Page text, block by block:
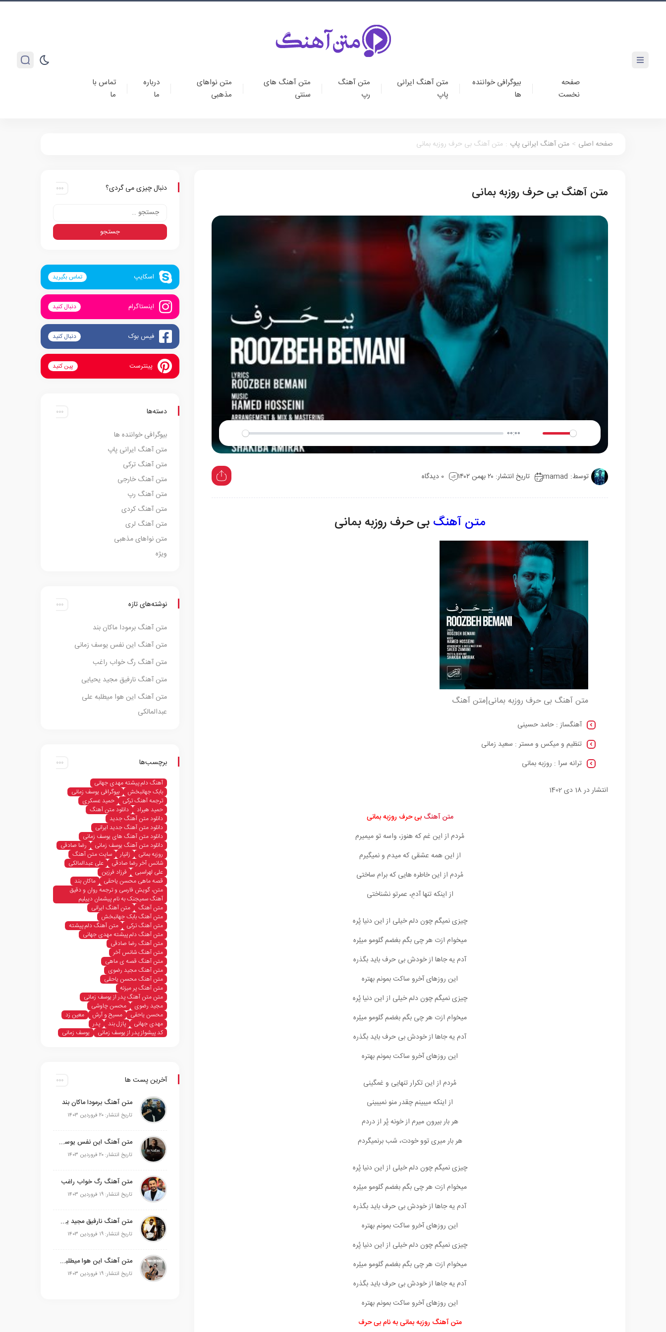
صفحه
نخست
بیوگرافی خواننده
ها
متن آهنگ ایرانی
پاپ
متن آهنگ
رپ
متن آهنگ های
سنتی
متن نواهای
مذهبی
درباره
ما
تماس با
ما
صفحه اصلی > متن آهنگ ایرانی پاپ : متن آهنگ بی حرف روزبه بمانی
متن آهنگ بی حرف روزبه بمانی
Play
00:00
Mute Settings
توسط: mamad تاریخ انتشار: ۲۰ بهمن ۱۴۰۲ 0 دیدگاه
متن آهنگ بی حرف روزبه بمانی
متن آهنگ بی حرف روزبه بمانی|متن آهنگ
آهنگساز : حامد حسینی
تنظیم و میکس و مستر : سعید زمانی
ترانه سرا : روزبه بمانی
انتشار در 18 دی 1402
متن آهنگ بی حرف روزبه بمانی
مُردم از این غم که هنوز، واسه تو میمیرم
از این همه عشقی که میدم و نمیگیرم
مُردم از این خاطره‌ هایی که برام ساختی
از اینکه تنها آدمِ، عمرتو نشناختی
چیزی نمیگم چون دلم خیلی از این دنیا پُره
میخوام ازت هر چی بگم بغضم گلومو میبُره
آدم یه جاها از خودش بی حرف باید بگذره
این روزهای آخرو ساکت بمونم بهتره
چیزی نمیگم چون دلم خیلی از این دنیا پُره
میخوام ازت هر چی بگم بغضم گلومو میبُره
آدم یه جاها از خودش بی حرف باید بگذره
این روزهای آخرو ساکت بمونم بهتره
مُردم از این تکرار تنهایی و غمگینی
از اینکه میبینم چقدر منو نمیبینی
هر بار بیرون میرم از خونه پُر از دردم
هر بار میری توو خودت، شب برنمیگردم
چیزی نمیگم چون دلم خیلی از این دنیا پُره
میخوام ازت هر چی بگم بغضم گلومو میبُره
آدم یه جاها از خودش بی حرف باید بگذره
این روزهای آخرو ساکت بمونم بهتره
چیزی نمیگم چون دلم خیلی از این دنیا پُره
میخوام ازت هر چی بگم بغضم گلومو میبُره
آدم یه جاها از خودش بی حرف باید بگذره
این روزهای آخرو ساکت بمونم بهتره
متن آهنگ روزبه بمانی به نام بی حرف
دنبال چیزی می گردی؟
اسکایپ تماس بگیرید
اینستاگرام دنبال کنید
فیس بوک دنبال کنید
پینترست پین کنید
دسته‌ها
بیوگرافی خواننده ها
متن آهنگ ایرانی پاپ
متن آهنگ ترکی
متن آهنگ خارجی
متن آهنگ رپ
متن آهنگ کردی
متن آهنگ لری
متن نواهای مذهبی
ویژه
نوشته‌های تازه
متن آهنگ برمودا ماکان بند
متن آهنگ این نفس یوسف زمانی
متن آهنگ رگ خواب راغب
متن آهنگ نارفیق مجید یحیایی
متن آهنگ این هوا میطلبه علی
عبدالمالکی
برچسب‌ها
آهنگ دلم پیشته مهدی جهانی
بابک جهانبخش
بیوگرافی یوسف زمانی
ترجمه آهنگ ترکی
حمید عسکری
حمید هیراد
دانلود متن آهنگ
دانلود متن آهنگ جدید
دانلود متن آهنگ جدید ایرانی
دانلود متن آهنگ های یوسف زمانی
دانلود متن آهنگ یوسف زمانی
رضا صادقی
روزبه بمانی
زانیار
سایت متن آهنگ
شانس آخر رضا صادقی
علی عبدالمالکی
علی لهراسبی
فرزاد فرزین
قصه ماهی محسن یاحقی
ماکان بند
متن، گویش فارسی و ترجمه روان و دقیق
آهنگ سمیجنک به نام پیشمان دییلیم
متن آهنگ
متن آهنگ ایرانی
متن آهنگ بابک جهانبخش
متن آهنگ ترکی
متن آهنگ دلم پیشته
متن آهنگ دلم پیشته مهدی جهانی
متن آهنگ رضا صادقی
متن آهنگ شانس آخر
متن آهنگ قصه ی ماهی
متن آهنگ مجید رضوی
متن آهنگ محسن یاحقی
متن آهنگ پر میزنه
متن متن آهنگ پدر از یوسف زمانی
مجید رضوی
محسن چاوشی
محسن یاحقی
مسیح و آرش
معین زد
مهدی جهانی
پازل بند
پدر
کد پیشواز پدر از یوسف زمانی
یوسف زمانی
آخرین پست ها
متن آهنگ برمودا ماکان بند
تاریخ انتشار: ۲۰ فروردین ۱۴۰۳
متن آهنگ این نفس یوسف زمانی
تاریخ انتشار: ۲۰ فروردین ۱۴۰۳
متن آهنگ رگ خواب راغب
تاریخ انتشار: ۱۹ فروردین ۱۴۰۳
متن آهنگ نارفیق مجید یحیایی
تاریخ انتشار: ۱۹ فروردین ۱۴۰۳
متن آهنگ این هوا میطلبه علی عبدالمالکی
تاریخ انتشار: ۱۹ فروردین ۱۴۰۳